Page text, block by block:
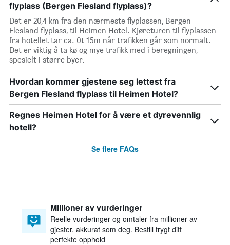
flyplass (Bergen Flesland flyplass)?
Det er 20,4 km fra den nærmeste flyplassen, Bergen
Flesland flyplass, til Heimen Hotel. Kjøreturen til flyplassen
fra hotellet tar ca. 0t 15m når trafikken går som normalt.
Det er viktig å ta kø og mye trafikk med i beregningen,
spesielt i større byer.
Hvordan kommer gjestene seg lettest fra
Bergen Flesland flyplass til Heimen Hotel?
Regnes Heimen Hotel for å være et dyrevennlig
hotell?
Se flere FAQs
Millioner av vurderinger
Reelle vurderinger og omtaler fra millioner av
gjester, akkurat som deg. Bestill trygt ditt
perfekte opphold